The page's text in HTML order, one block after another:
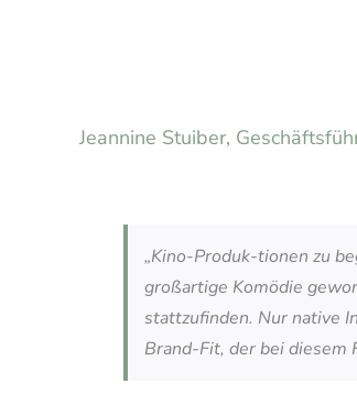
Jeannine Stuiber,
„Kino-Produk-tionen zu
großartige Komödie
stattzufinden. Nur native
Brand-Fit, der bei diesem